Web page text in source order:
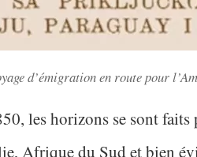
d’émigration en route pour
les horizons se sont
Afrique du Sud et bien